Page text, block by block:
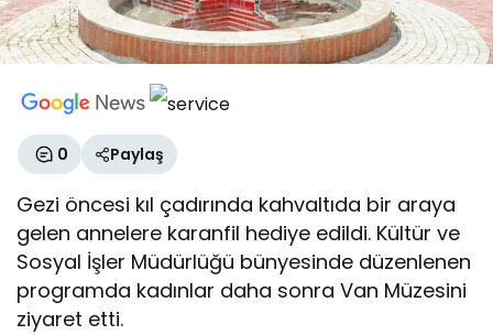
0 Paylaş
Gezi öncesi kıl çadırında kahvaltıda bir araya
gelen annelere karanfil hediye edildi. Kültür ve
Sosyal İşler Müdürlüğü bünyesinde düzenlenen
programda kadınlar daha sonra Van Müzesini
ziyaret etti.